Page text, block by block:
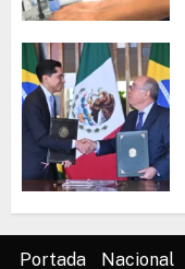
Portada Nacional